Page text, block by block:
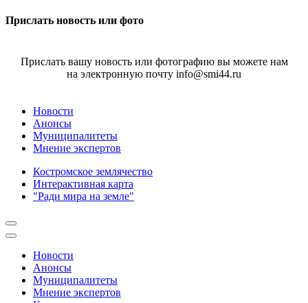
Прислать новость или фото
Прислать вашу новость или фотографию вы можете нам
на электронную почту info@smi44.ru
Новости
Анонсы
Муниципалитеты
Мнение экспертов
Костромское землячество
Интерактивная карта
"Ради мира на земле"
Новости
Анонсы
Муниципалитеты
Мнение экспертов